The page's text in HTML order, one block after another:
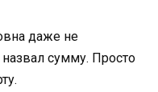
даже не
сумму. Просто